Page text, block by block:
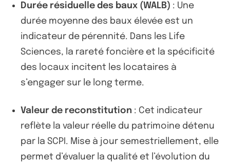
Durée résiduelle des baux (WALB) : Une
durée moyenne des baux élevée est un
indicateur de pérennité. Dans les Life
Sciences, la rareté foncière et la spécificité
des locaux incitent les locataires à
s’engager sur le long terme.
Valeur de reconstitution : Cet indicateur
reflète la valeur réelle du patrimoine détenu
par la SCPI. Mise à jour semestriellement, elle
permet d’évaluer la qualité et l’évolution du